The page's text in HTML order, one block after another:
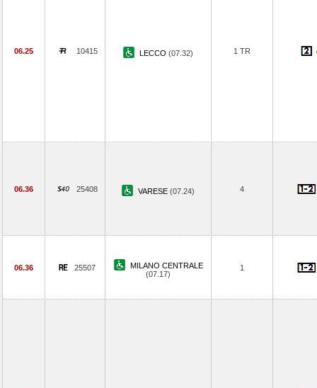
06.25 10415 LECCO (07.32) 1 TR
06.36 25408 VARESE (07.24) 4
06.36 25507
MILANO CENTRALE
(07.17)
1